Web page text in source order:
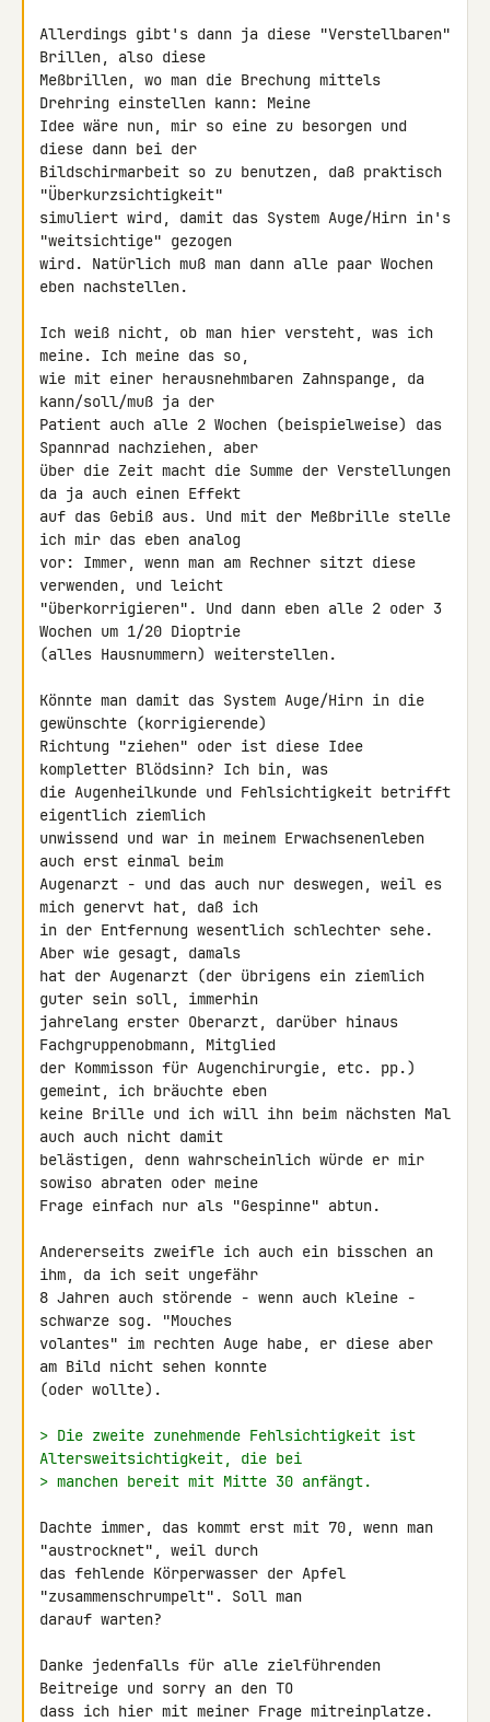
Allerdings gibt's dann ja diese "Verstellbaren"
Brillen, also diese
Meßbrillen, wo man die Brechung mittels
Drehring einstellen kann: Meine
Idee wäre nun, mir so eine zu besorgen und
diese dann bei der
Bildschirmarbeit so zu benutzen, daß praktisch
"Überkurzsichtigkeit"
simuliert wird, damit das System Auge/Hirn in's
"weitsichtige" gezogen
wird. Natürlich muß man dann alle paar Wochen
eben nachstellen.
Ich weiß nicht, ob man hier versteht, was ich
meine. Ich meine das so,
wie mit einer herausnehmbaren Zahnspange, da
kann/soll/muß ja der
Patient auch alle 2 Wochen (beispielweise) das
Spannrad nachziehen, aber
über die Zeit macht die Summe der Verstellungen
da ja auch einen Effekt
auf das Gebiß aus. Und mit der Meßbrille stelle
ich mir das eben analog
vor: Immer, wenn man am Rechner sitzt diese
verwenden, und leicht
"überkorrigieren". Und dann eben alle 2 oder 3
Wochen um 1/20 Dioptrie
(alles Hausnummern) weiterstellen.
Könnte man damit das System Auge/Hirn in die
gewünschte (korrigierende)
Richtung "ziehen" oder ist diese Idee
kompletter Blödsinn? Ich bin, was
die Augenheilkunde und Fehlsichtigkeit betrifft
eigentlich ziemlich
unwissend und war in meinem Erwachsenenleben
auch erst einmal beim
Augenarzt - und das auch nur deswegen, weil es
mich genervt hat, daß ich
in der Entfernung wesentlich schlechter sehe.
Aber wie gesagt, damals
hat der Augenarzt (der übrigens ein ziemlich
guter sein soll, immerhin
jahrelang erster Oberarzt, darüber hinaus
Fachgruppenobmann, Mitglied
der Kommisson für Augenchirurgie, etc. pp.)
gemeint, ich bräuchte eben
keine Brille und ich will ihn beim nächsten Mal
auch auch nicht damit
belästigen, denn wahrscheinlich würde er mir
sowiso abraten oder meine
Frage einfach nur als "Gespinne" abtun.
Andererseits zweifle ich auch ein bisschen an
ihm, da ich seit ungefähr
8 Jahren auch störende - wenn auch kleine -
schwarze sog. "Mouches
volantes" im rechten Auge habe, er diese aber
am Bild nicht sehen konnte
(oder wollte).
> Die zweite zunehmende Fehlsichtigkeit ist
Altersweitsichtigkeit, die bei
> manchen bereit mit Mitte 30 anfängt.
Dachte immer, das kommt erst mit 70, wenn man
"austrocknet", weil durch
das fehlende Körperwasser der Apfel
"zusammenschrumpelt". Soll man
darauf warten?
Danke jedenfalls für alle zielführenden
Beitreige und sorry an den TO
dass ich hier mit meiner Frage mitreinplatze.